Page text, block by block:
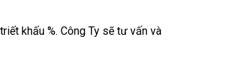
khấu %. Công Ty sẽ tư vấn và